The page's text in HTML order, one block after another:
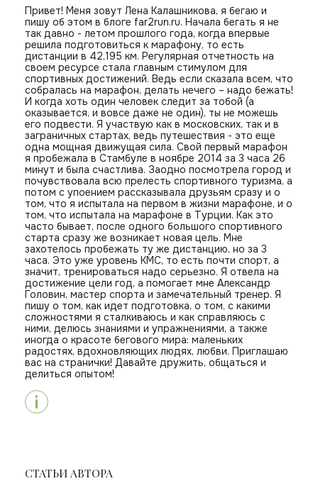
Привет! Меня зовут Лена Калашникова, я бегаю и
пишу об этом в блоге far2run.ru. Начала бегать я не
так давно - летом прошлого года, когда впервые
решила подготовиться к марафону, то есть
дистанции в 42,195 км. Регулярная отчетность на
своем ресурсе стала главным стимулом для
спортивных достижений. Ведь если сказала всем, что
собралась на марафон, делать нечего – надо бежать!
И когда хоть один человек следит за тобой (а
оказывается, и вовсе даже не один), ты не можешь
его подвести. Я участвую как в московских, так и в
заграничных стартах, ведь путешествия - это еще
одна мощная движущая сила. Свой первый марафон
я пробежала в Стамбуле в ноябре 2014 за 3 часа 26
минут и была счастлива. Заодно посмотрела город и
почувствовала всю прелесть спортивного туризма, а
потом с упоением рассказывала друзьям сразу и о
том, что я испытала на первом в жизни марафоне, и о
том, что испытала на марафоне в Турции. Как это
часто бывает, после одного большого спортивного
старта сразу же возникает новая цель. Мне
захотелось пробежать ту же дистанцию, но за 3
часа. Это уже уровень КМС, то есть почти спорт, а
значит, тренироваться надо серьезно. Я отвела на
достижение цели год, а помогает мне Александр
Головин, мастер спорта и замечательный тренер. Я
пишу о том, как идет подготовка, о том, с какими
сложностями я сталкиваюсь и как справляюсь с
ними, делюсь знаниями и упражнениями, а также
иногда о красоте бегового мира: маленьких
радостях, вдохновляющих людях, любви. Приглашаю
вас на странички! Давайте дружить, общаться и
делиться опытом!
СТАТЬИ АВТОРА